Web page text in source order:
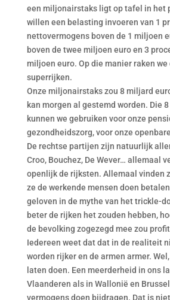
een miljonairstaks ligt op tafel in het
willen een belasting invoeren van 1
nettovermogens boven de 1 miljoen
boven de twee miljoen euro en 3
miljoen euro. Op die manier raken we
superrijken.
Onze miljonairstaks zou 8 miljard
kan morgen al gestemd worden. Die
kunnen we gebruiken voor onze
gezondheidszorg, voor onze
De rechtse partijen zijn natuurlijk
Croo, Bouchez, De Wever… allemaal
openlijk de rijksten. Allemaal vinden
ze de werkende mensen doen
geloven in de mythe van het trickle-
beter de rijken het zouden hebben,
de bevolking zogezegd mee zou
Iedereen weet dat dat in de realiteit
worden rijker en de armen armer.
laten doen. Een meerderheid in ons
Vlaanderen als in Wallonië en
vermogens doen bijdragen. Dat is